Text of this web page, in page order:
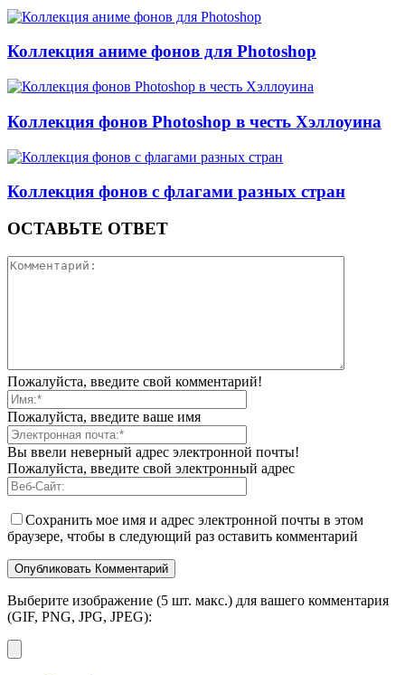
Коллекция аниме фонов для Photoshop
Коллекция фонов Photoshop в честь Хэллоуина
Коллекция фонов с флагами разных стран
ОСТАВЬТЕ ОТВЕТ
Пожалуйста, введите свой комментарий!
Пожалуйста, введите ваше имя
Вы ввели неверный адрес электронной почты!
Пожалуйста, введите свой электронный адрес
Сохранить мое имя и адрес электронной почты в этом
браузере, чтобы в следующий раз оставить комментарий
Выберите изображение (5 шт. макс.) для вашего комментария
(GIF, PNG, JPG, JPEG):